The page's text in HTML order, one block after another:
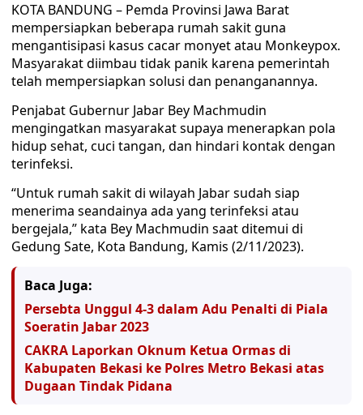
KOTA BANDUNG – Pemda Provinsi Jawa Barat
mempersiapkan beberapa rumah sakit guna
mengantisipasi kasus cacar monyet atau Monkeypox.
Masyarakat diimbau tidak panik karena pemerintah
telah mempersiapkan solusi dan penanganannya.
Penjabat Gubernur Jabar Bey Machmudin
mengingatkan masyarakat supaya menerapkan pola
hidup sehat, cuci tangan, dan hindari kontak dengan
terinfeksi.
“Untuk rumah sakit di wilayah Jabar sudah siap
menerima seandainya ada yang terinfeksi atau
bergejala,” kata Bey Machmudin saat ditemui di
Gedung Sate, Kota Bandung, Kamis (2/11/2023).
Baca Juga:
Persebta Unggul 4-3 dalam Adu Penalti di Piala
Soeratin Jabar 2023
CAKRA Laporkan Oknum Ketua Ormas di
Kabupaten Bekasi ke Polres Metro Bekasi atas
Dugaan Tindak Pidana